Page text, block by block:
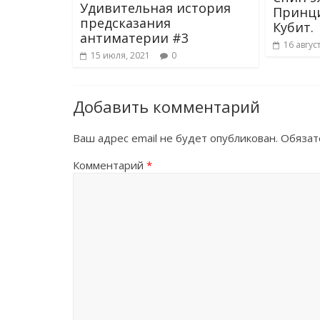
Удивительная история
предсказания
антиматерии #3
15 июля, 2021 0
Кубит.
16
Добавить комментарий
Ваш адрес email не будет опубликован.
Комментарий *